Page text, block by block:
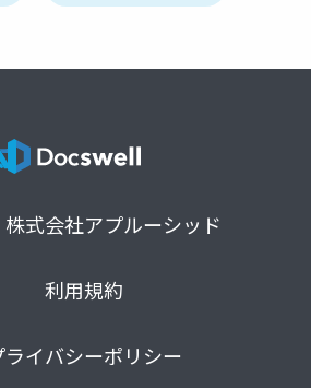
式会社アプルーシッド
利用規約
ライバシーポリシー